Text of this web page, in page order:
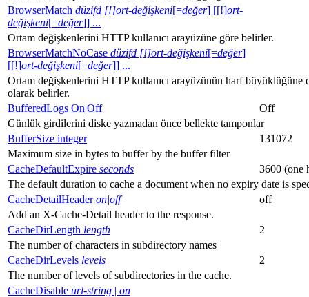
BrowserMatch düzifd [!]ort-değişkeni[=değer] [[!]ort-
değişkeni[=değer]] ...
Ortam değişkenlerini HTTP kullanıcı arayüzüne göre belirler.
BrowserMatchNoCase düzifd [!]ort-değişkeni[=değer]
[[!]ort-değişkeni[=değer]] ...
Ortam değişkenlerini HTTP kullanıcı arayüzünün harf büyüklüğüne
olarak belirler.
BufferedLogs On|Off
Off
Günlük girdilerini diske yazmadan önce bellekte tamponlar
BufferSize integer
131072
Maximum size in bytes to buffer by the buffer filter
CacheDefaultExpire seconds
3600 (one
The default duration to cache a document when no expiry date is
CacheDetailHeaderon|off
off
Add an X-Cache-Detail header to the response.
CacheDirLength length
2
The number of characters in subdirectory names
CacheDirLevels levels
2
The number of levels of subdirectories in the cache.
CacheDisable url-string | on